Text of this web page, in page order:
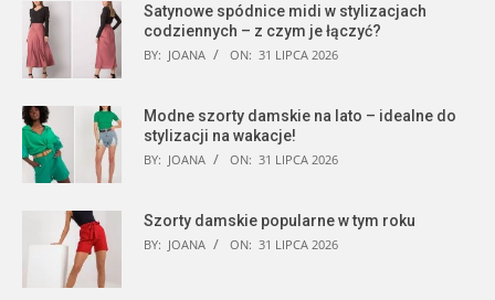
Satynowe spódnice midi w stylizacjach
codziennych – z czym je łączyć?
BY: JOANA ON: 31 LIPCA 2026
Modne szorty damskie na lato – idealne do
stylizacji na wakacje!
BY: JOANA ON: 31 LIPCA 2026
Szorty damskie popularne w tym roku
BY: JOANA ON: 31 LIPCA 2026